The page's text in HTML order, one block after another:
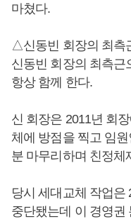
마쳤다.
△신동빈 회장의 최측
신동빈 회장의 최측근
항상 함께 한다.
신 회장은 2011년 회
체에 방점을 찍고 임
분 마무리하며 친정체
당시 세대교체 작업은
중단됐는데 이 경영권